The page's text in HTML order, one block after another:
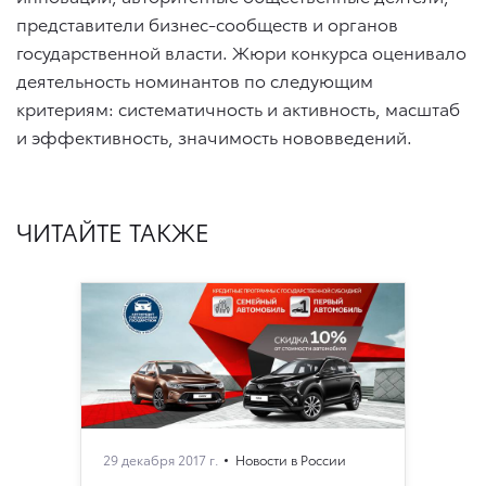
представители бизнес-сообществ и органов
государственной власти. Жюри конкурса оценивало
деятельность номинантов по следующим
критериям: систематичность и активность, масштаб
и эффективность, значимость нововведений.
ЧИТАЙТЕ ТАКЖЕ
29 декабря 2017 г. Новости в России